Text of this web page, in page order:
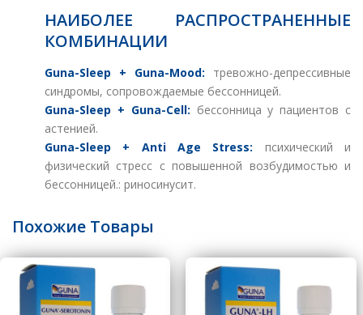
НАИБОЛЕЕ РАСПРОСТРАНЕННЫЕ
КОМБИНАЦИИ
Guna-Sleep + Guna-Mood: тревожно-депрессивные
синдромы, сопровождаемые бессонницей.
Guna-Sleep + Guna-Cell: бессонница у пациентов с
астенией.
Guna-Sleep + Anti Age Stress: психический и
физический стресс с повышенной возбудимостью и
бессонницей.: риносинусит.
Похожие Товары